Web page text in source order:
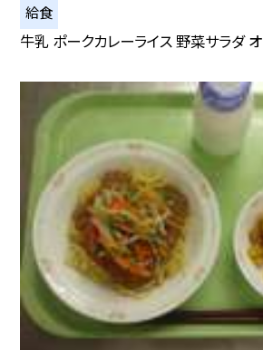
給食
牛乳 ポークカレーライス 野菜サラダ